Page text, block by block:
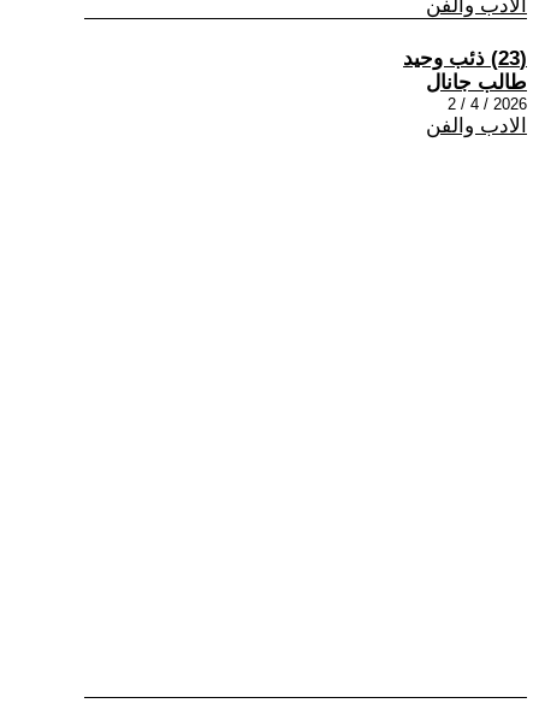
الادب والفن
(23) ذئب وحيد
طالب جانال
2026 / 4 / 2
الادب والفن